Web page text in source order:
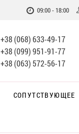
09:00 - 18:00
+38 (068) 633-49-17
+38 (099) 951-91-77
+38 (063) 572-56-17
СОПУТСТВУЮЩЕЕ